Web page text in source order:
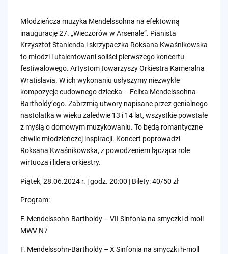
Młodzieńcza muzyka Mendelssohna na efektowną
inaugurację 27. „Wieczorów w Arsenale”. Pianista
Krzysztof Stanienda i skrzypaczka Roksana Kwaśnikowska
to młodzi i utalentowani soliści pierwszego koncertu
festiwalowego. Artystom towarzyszy Orkiestra Kameralna
Wratislavia. W ich wykonaniu usłyszymy niezwykłe
kompozycje cudownego dziecka – Felixa Mendelssohna-
Bartholdy’ego. Zabrzmią utwory napisane przez genialnego
nastolatka w wieku zaledwie 13 i 14 lat, wszystkie powstałe
z myślą o domowym muzykowaniu. To będą romantyczne
chwile młodzieńczej inspiracji. Koncert poprowadzi
Roksana Kwaśnikowska, z powodzeniem łącząca role
wirtuoza i lidera orkiestry.
Piątek, 28.06.2024 r. | godz. 20:00 | Bilety: 40/50 zł
Program:
F. Mendelssohn-Bartholdy – VII Sinfonia na smyczki d-moll
MWV N7
F. Mendelssohn-Bartholdy – X Sinfonia na smyczki h-moll